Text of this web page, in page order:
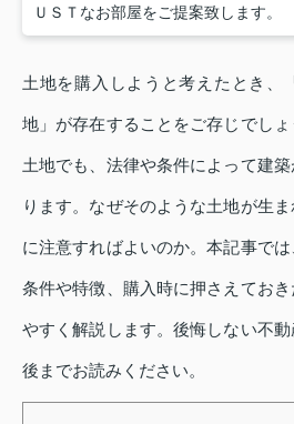
ＵＳＴなお部屋をご提案致します。
土地を購入しようと考えたとき、
地」が存在することをご存じでし
土地でも、法律や条件によって建
ります。なぜそのような土地が生
に注意すればよいのか。本記事で
条件や特徴、購入時に押さえてお
やすく解説します。後悔しない不
後までお読みください。